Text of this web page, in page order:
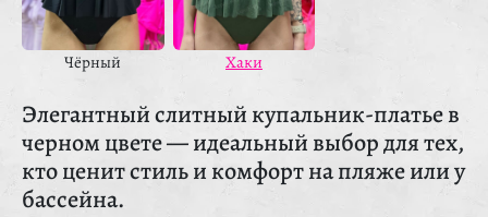
Чёрный Хаки
Элегантный слитный купальник-платье в
черном цвете — идеальный выбор для тех,
кто ценит стиль и комфорт на пляже или у
бассейна.